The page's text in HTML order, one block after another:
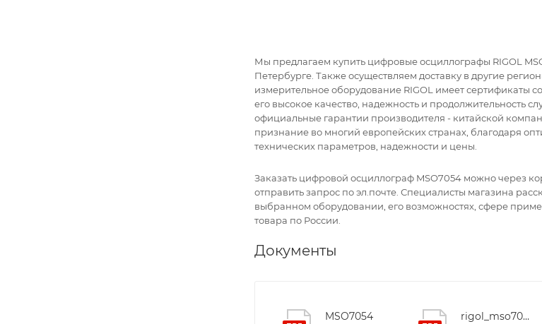
Мы предлагаем купить цифровые осциллографы RIGOL
Петербурге. Также осуществляем доставку в другие
измерительное оборудование RIGOL имеет сертификаты
его высокое качество, надежность и продолжительность
официальные гарантии производителя - китайской
признание во многий европейских странах, благодаря
технических параметров, надежности и цены.
Заказать цифровой осциллограф MSO7054 можно через
отправить запрос по эл.почте. Специалисты магазина
выбранном оборудовании, его возможностях, сфере
товара по России.
Документы
MSO7054 rigol_mso7000_ds7000_datasheet_eng